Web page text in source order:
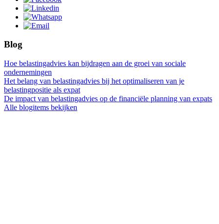
Blog
Hoe belastingadvies kan bijdragen aan de groei van sociale
ondernemingen
Het belang van belastingadvies bij het optimaliseren van je
belastingpositie als expat
De impact van belastingadvies op de financiële planning van expats
Alle blogitems bekijken